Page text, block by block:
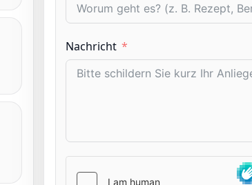
Nachricht